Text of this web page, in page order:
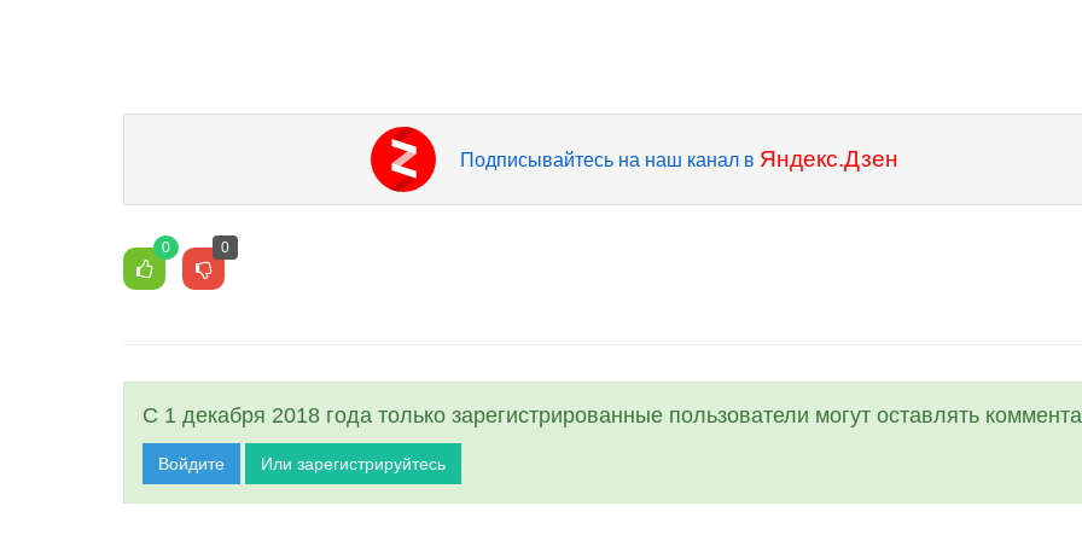
Подписывайтесь на наш канал в Яндекс.Дзен
0 0
С 1 декабря 2018 года только зарегистрированные пользователи могут оставлять
Войдите Или зарегистрируйтесь